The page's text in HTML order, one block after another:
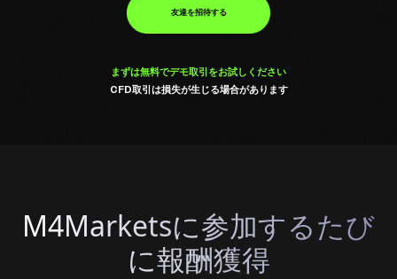
友達を招待する
まずは無料でデモ取引をお試しください
CFD取引は損失が生じる場合があります
M4Marketsに参加するたび
に報酬獲得